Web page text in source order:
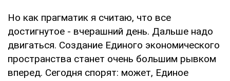
Но как прагматик я считаю, что все
достигнутое - вчерашний день. Дальше надо
двигаться. Создание Единого экономического
пространства станет очень большим рывком
вперед. Сегодня спорят: может, Единое